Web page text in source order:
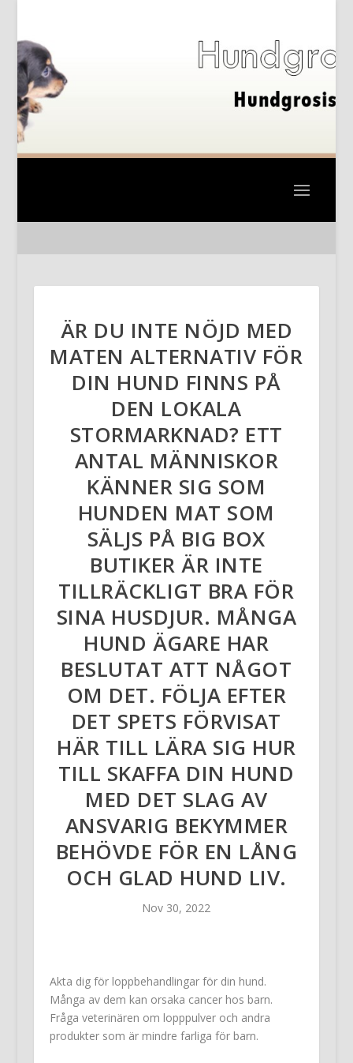
ÄR DU INTE NÖJD MED
MATEN ALTERNATIV FÖR
DIN HUND FINNS PÅ
DEN LOKALA
STORMARKNAD? ETT
ANTAL MÄNNISKOR
KÄNNER SIG SOM
HUNDEN MAT SOM
SÄLJS PÅ BIG BOX
BUTIKER ÄR INTE
TILLRÄCKLIGT BRA FÖR
SINA HUSDJUR. MÅNGA
HUND ÄGARE HAR
BESLUTAT ATT NÅGOT
OM DET. FÖLJA EFTER
DET SPETS FÖRVISAT
HÄR TILL LÄRA SIG HUR
TILL SKAFFA DIN HUND
MED DET SLAG AV
ANSVARIG BEKYMMER
BEHÖVDE FÖR EN LÅNG
OCH GLAD HUND LIV.
Nov 30, 2022
Akta dig för loppbehandlingar för din hund.
Många av dem kan orsaka cancer hos barn.
Fråga veterinären om lopppulver och andra
produkter som är mindre farliga för barn.